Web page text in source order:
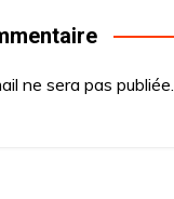
ne sera pas publiée.